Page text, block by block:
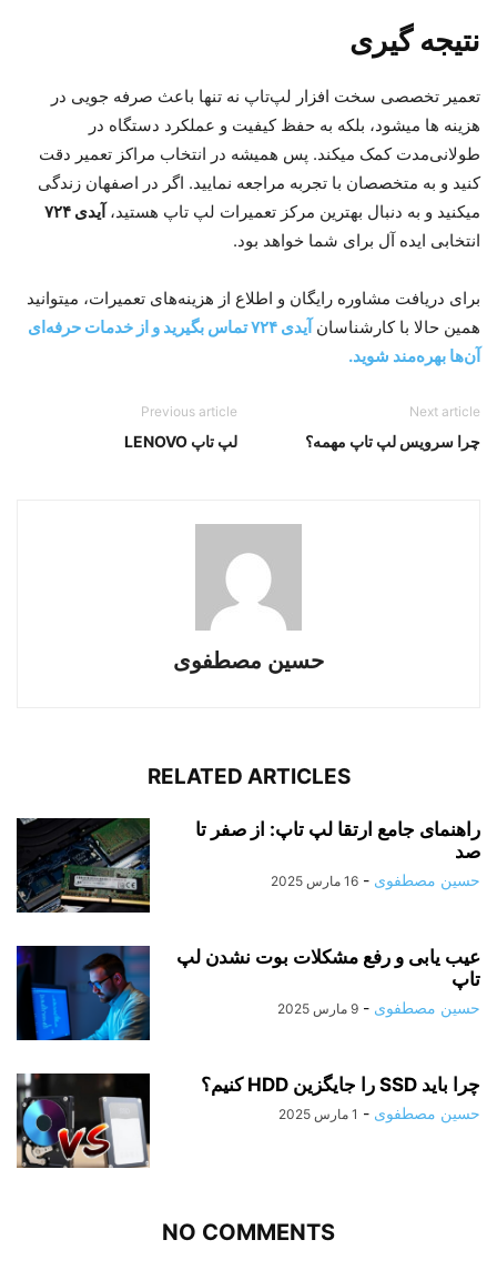
نتیجه‌ گیری
تعمیر تخصصی سخت‌ افزار لپ‌تاپ نه تنها باعث صرفه‌ جویی در
هزینه‌ ها میشود، بلکه به حفظ کیفیت و عملکرد دستگاه در
طولانی‌مدت کمک میکند. پس همیشه در انتخاب مراکز تعمیر دقت
کنید و به متخصصان با تجربه مراجعه نمایید. اگر در اصفهان زندگی
میکنید و به دنبال بهترین مرکز تعمیرات لپ‌ تاپ هستید، آیدی ۷۲۴
انتخابی ایده‌ آل برای شما خواهد بود.
برای دریافت مشاوره رایگان و اطلاع از هزینه‌های تعمیرات، میتوانید
همین حالا با کارشناسان
آیدی ۷۲۴ تماس بگیرید و از خدمات حرفه‌ای
آن‌ها بهره‌مند شوید.
Previous article
لپ تاپ LENOVO
Next article
چرا سرویس لپ‌ تاپ مهمه؟
حسین مصطفوی
RELATED ARTICLES
راهنمای جامع ارتقا لپ‌ تاپ: از صفر تا
صد
حسین مصطفوی - 16 مارس 2025
عیب یابی و رفع مشکلات بوت نشدن لپ‌
تاپ
حسین مصطفوی - 9 مارس 2025
چرا باید SSD را جایگزین HDD کنیم؟
حسین مصطفوی - 1 مارس 2025
NO COMMENTS